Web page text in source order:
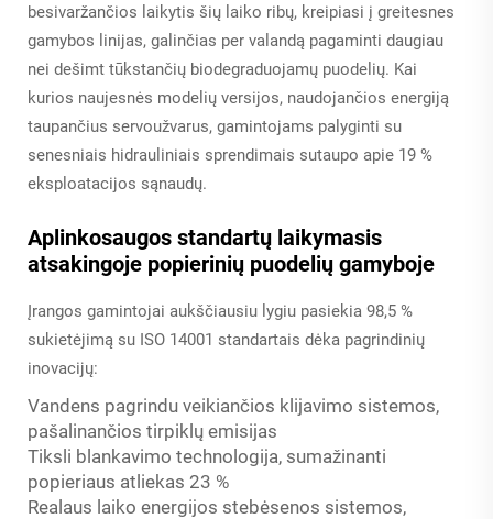
besivaržančios laikytis šių laiko ribų, kreipiasi į greitesnes
gamybos linijas, galinčias per valandą pagaminti daugiau
nei dešimt tūkstančių biodegraduojamų puodelių. Kai
kurios naujesnės modelių versijos, naudojančios energiją
taupančius servoužvarus, gamintojams palyginti su
senesniais hidrauliniais sprendimais sutaupo apie 19 %
eksploatacijos sąnaudų.
Aplinkosaugos standartų laikymasis
atsakingoje popierinių puodelių gamyboje
Įrangos gamintojai aukščiausiu lygiu pasiekia 98,5 %
sukietėjimą su ISO 14001 standartais dėka pagrindinių
inovacijų:
Vandens pagrindu veikiančios klijavimo sistemos,
pašalinančios tirpiklų emisijas
Tiksli blankavimo technologija, sumažinanti
popieriaus atliekas 23 %
Realaus laiko energijos stebėsenos sistemos,